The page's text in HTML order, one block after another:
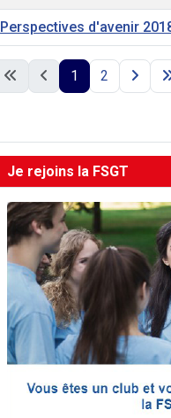
Perspectives d'avenir
1 2
Je rejoins la FSGT